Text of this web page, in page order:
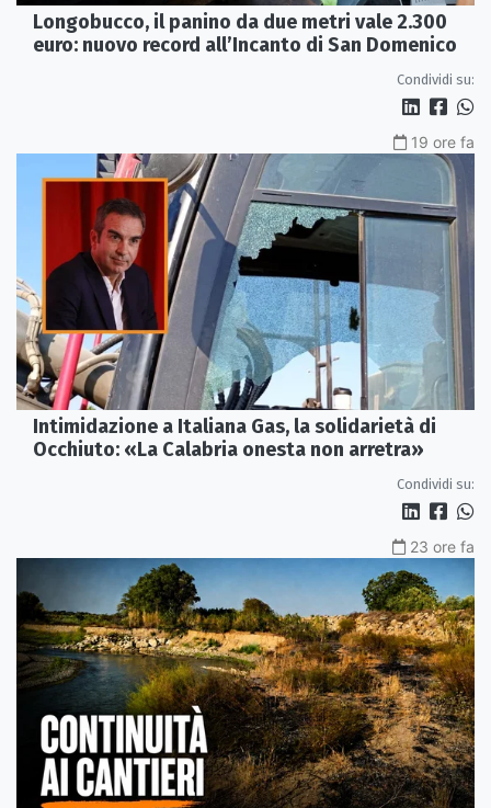
Longobucco, il panino da due metri vale 2.300
euro: nuovo record all’Incanto di San Domenico
Condividi su:
19 ore fa
Intimidazione a Italiana Gas, la solidarietà di
Occhiuto: «La Calabria onesta non arretra»
Condividi su:
23 ore fa